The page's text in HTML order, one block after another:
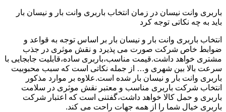
باربری وانت نیسان در زمان انتخاب باربری وانت بار و نیسان بار
باید به چه نکاتی توجه کرد
انتخاب باربری وانت بار و نیسان بار بر اساس توجه به قواعد و
ضوابط خاص شرکت صورت می پذیرد و نقش موثری در جذب
مشتری خواهد داشت.قیمت مناسب،باربری ساده،قابلیت جابجایی با
سرعت بالا بین شهری و… از جمله نکاتی است که سبب محبوبیت
باربری وانت بار و نیسان بار شده است.علاوه بر موارد مذکور
انتخاب شرکت باربری مناسب و معتبر نقش موثری در سلامت
باربری و حمل کالا خواهد داشت،گفتنی است که اعتبار شرکت
باربری خیال شما را از همه جهات راحت می کند.